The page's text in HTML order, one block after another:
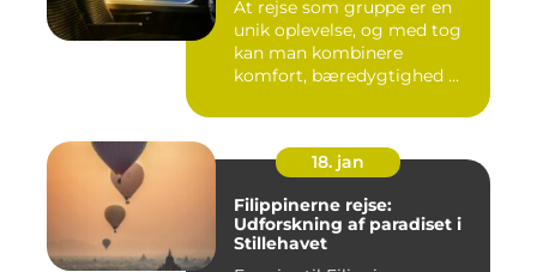
At rejse som gruppe er en
unik oplevelse, og med tog
kan man kombinere
komfort, bæredygtighed ...
18. jan
Filippinerne rejse:
Udforskning af paradiset i
Stillehavet